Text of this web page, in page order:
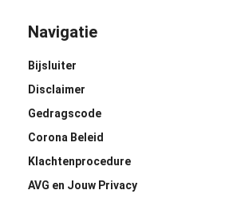
Navigatie
Bijsluiter
Disclaimer
Gedragscode
Corona Beleid
Klachtenprocedure
AVG en Jouw Privacy